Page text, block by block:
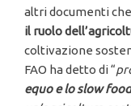
altri documenti
il ruolo
coltivazione
FAO ha detto di “
equo e lo slow food